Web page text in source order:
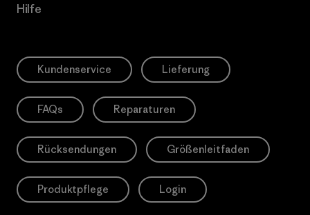
Hilfe
Kundenservice Lieferung
FAQs Reparaturen
Rücksendungen Größenleitfaden
Produktpflege Login